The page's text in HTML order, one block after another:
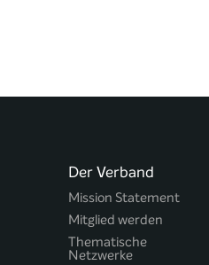
Der Verband
Mission Statement
Mitglied werden
Thematische
Netzwerke